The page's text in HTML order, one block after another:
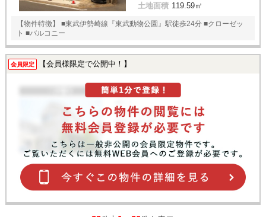
土地面積 119.59㎡
【物件特徴】 ■東武伊勢崎線『東武動物公園』駅徒歩24分 ■クローゼッ
ト ■バルコニー
会員限定 【会員様限定で公開中！】